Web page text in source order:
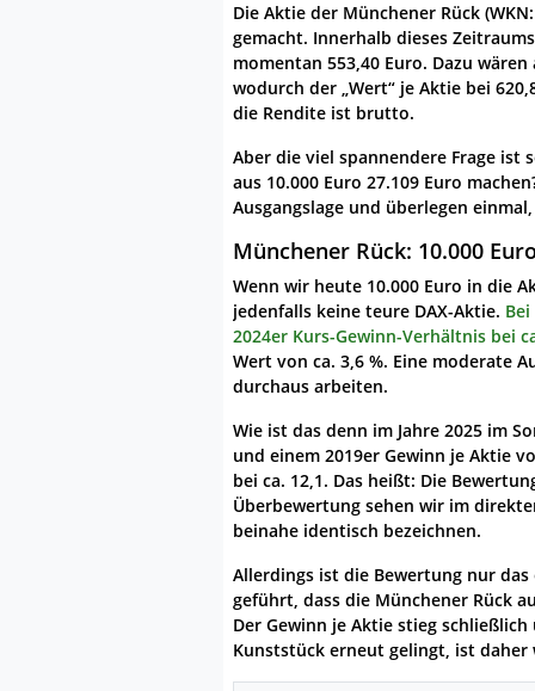
Die Aktie der Münchener Rück
gemacht. Innerhalb dieses
momentan 553,40 Euro. Dazu
wodurch der „Wert“ je Aktie bei
die Rendite ist brutto.
Aber die viel spannendere Frage ist
aus 10.000 Euro 27.109 Euro
Ausgangslage und überlegen
Münchener Rück: 10.000
Wenn wir heute 10.000 Euro in die
jedenfalls keine teure DAX-Aktie.
2024er Kurs-Gewinn-Verhältnis bei
Wert von ca. 3,6 %. Eine moderate
durchaus arbeiten.
Wie ist das denn im Jahre 2025 im
und einem 2019er Gewinn je Aktie
bei ca. 12,1. Das heißt: Die
Überbewertung sehen wir im
beinahe identisch bezeichnen.
Allerdings ist die Bewertung nur
geführt, dass die Münchener Rück
Der Gewinn je Aktie stieg
Kunststück erneut gelingt, ist daher